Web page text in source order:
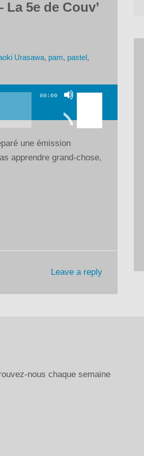
5e de Couv’
Urasawa, pam, pastel,
00:00
Utilisez
flèches
augmenter
une émission
apprendre grand-chose,
Leave a reply
nous chaque semaine